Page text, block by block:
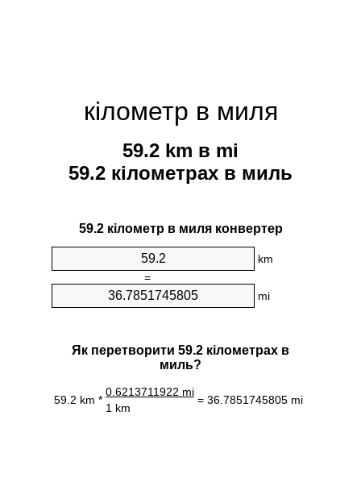
кілометр в миля
59.2 km в mi
59.2 кілометрах в миль
59.2 кілометр в миля конвертер
km
=
mi
Як перетворити 59.2 кілометрах в
миль?
59.2 km *
0.6213711922 mi
= 36.7851745805 mi
1 km